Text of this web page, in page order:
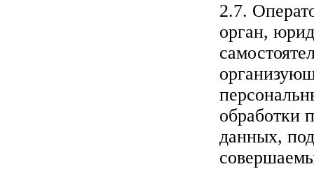
2.7.
орган,
обработки
данных,